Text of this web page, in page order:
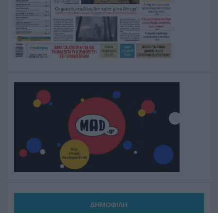
ΔΗΜΟΦΙΛΗ